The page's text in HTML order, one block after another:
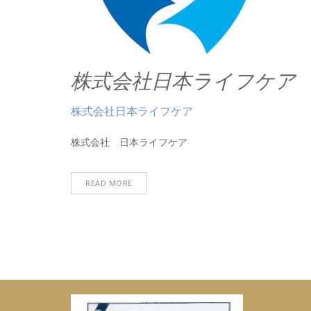
株式会社日本ライフケア
株式会社日本ライフケア
株式会社 日本ライフケア
READ MORE